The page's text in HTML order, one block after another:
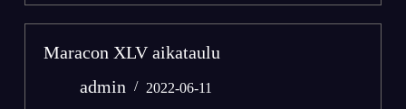
Maracon XLV aikataulu
admin
2022-06-11